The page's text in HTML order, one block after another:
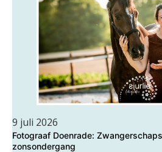
9 juli 2026
Fotograaf Doenrade:
zonsondergang